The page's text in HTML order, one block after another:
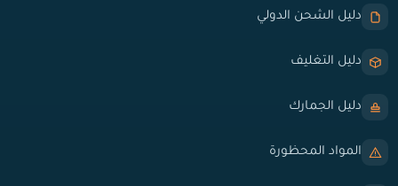
دليل الشحن الدولي
دليل التغليف
دليل الجمارك
المواد المحظورة